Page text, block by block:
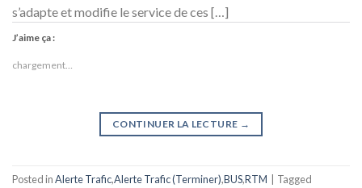
s’adapte et modifie le service de ces […]
J’aime ça :
chargement…
CONTINUER LA LECTURE →
Posted inAlerte Trafic,Alerte Trafic (Terminer),BUS,RTM
Tagged